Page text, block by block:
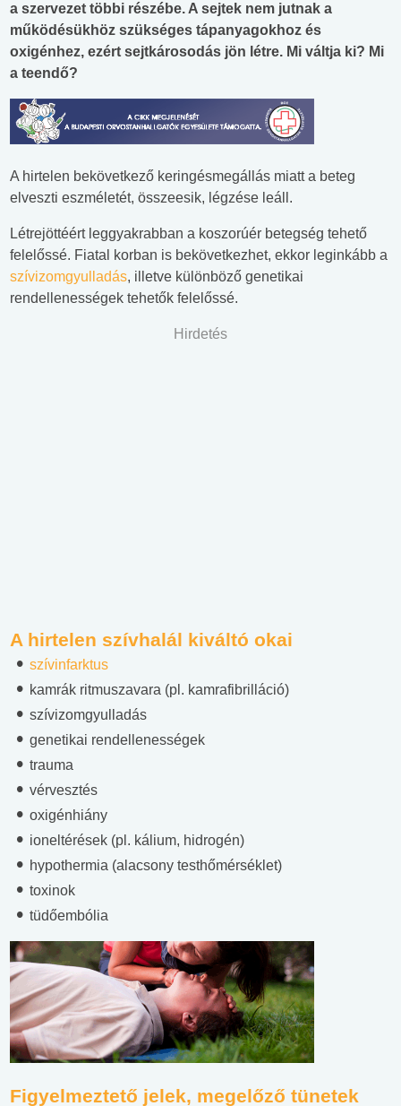
a szervezet többi részébe. A sejtek nem jutnak a
működésükhöz szükséges tápanyagokhoz és
oxigénhez, ezért sejtkárosodás jön létre. Mi váltja ki? Mi
a teendő?
A hirtelen bekövetkező keringésmegállás miatt a beteg
elveszti eszméletét, összeesik, légzése leáll.
Létrejöttéért leggyakrabban a koszorúér betegség tehető
felelőssé. Fiatal korban is bekövetkezhet, ekkor leginkább a
szívizomgyulladás, illetve különböző genetikai
rendellenességek tehetők felelőssé.
Hirdetés
A hirtelen szívhalál kiváltó okai
szívinfarktus
kamrák ritmuszavara (pl. kamrafibrilláció)
szívizomgyulladás
genetikai rendellenességek
trauma
vérvesztés
oxigénhiány
ioneltérések (pl. kálium, hidrogén)
hypothermia (alacsony testhőmérséklet)
toxinok
tüdőembólia
Figyelmeztető jelek, megelőző tünetek